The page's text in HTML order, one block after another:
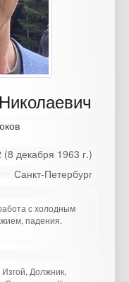
(8 декабря 1963 г.)
Санкт-Петербург
с холодным
падения.
Должник,